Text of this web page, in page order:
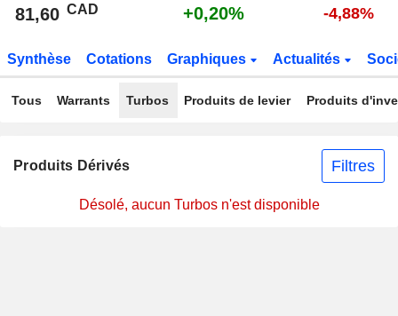
81,60 CAD +0,20% -4,88%
Synthèse Cotations Graphiques Actualités
Tous Warrants Turbos Produits de levier Produits
Produits Dérivés Filtres
Désolé, aucun Turbos n'est disponible